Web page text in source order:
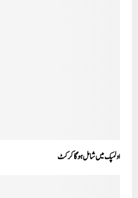
اولمپک میں شامل ہوگا کرکٹ